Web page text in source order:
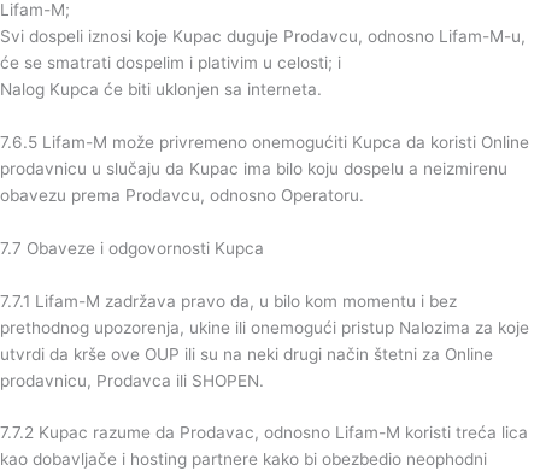
Lifam-M;
Svi dospeli iznosi koje Kupac duguje Prodavcu, odnosno Lifam-M-u,
će se smatrati dospelim i plativim u celosti; i
Nalog Kupca će biti uklonjen sa interneta.
7.6.5 Lifam-M može privremeno onemogućiti Kupca da koristi Online
prodavnicu u slučaju da Kupac ima bilo koju dospelu a neizmirenu
obavezu prema Prodavcu, odnosno Operatoru.
7.7 Obaveze i odgovornosti Kupca
7.7.1 Lifam-M zadržava pravo da, u bilo kom momentu i bez
prethodnog upozorenja, ukine ili onemogući pristup Nalozima za koje
utvrdi da krše ove OUP ili su na neki drugi način štetni za Online
prodavnicu, Prodavca ili SHOPEN.
7.7.2 Kupac razume da Prodavac, odnosno Lifam-M koristi treća lica
kao dobavljače i hosting partnere kako bi obezbedio neophodni